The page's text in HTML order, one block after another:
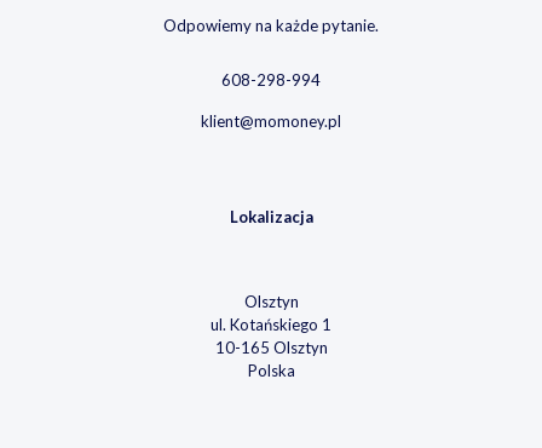
Odpowiemy na każde pytanie.
608-298-994
klient@momoney.pl
Lokalizacja
Olsztyn
ul. Kotańskiego 1
10-165 Olsztyn
Polska